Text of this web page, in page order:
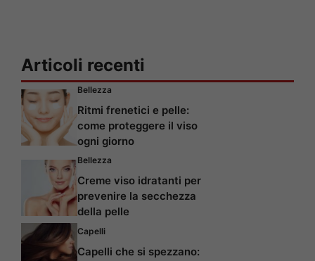
Articoli recenti
Bellezza
Ritmi frenetici e pelle:
come proteggere il viso
ogni giorno
Bellezza
Creme viso idratanti per
prevenire la secchezza
della pelle
Capelli
Capelli che si spezzano: